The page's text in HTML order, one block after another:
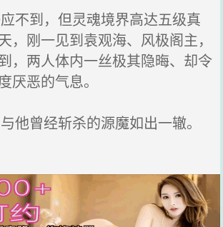
不到，但灵魂境界高达五级真
，刚一见到袁观海、风极阁主，
，两人体内一丝极其隐晦、却令
厌恶的气息。
他曾经斩杀的源魔如出一辙。